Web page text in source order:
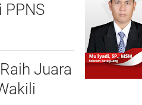
PPNS
Juara